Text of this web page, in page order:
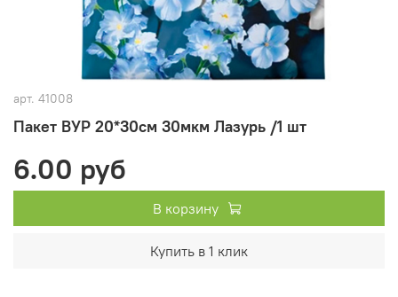
арт. 41008
Пакет ВУР 20*30см 30мкм Лазурь /1 шт
6.00 руб
В корзину
Купить в 1 клик